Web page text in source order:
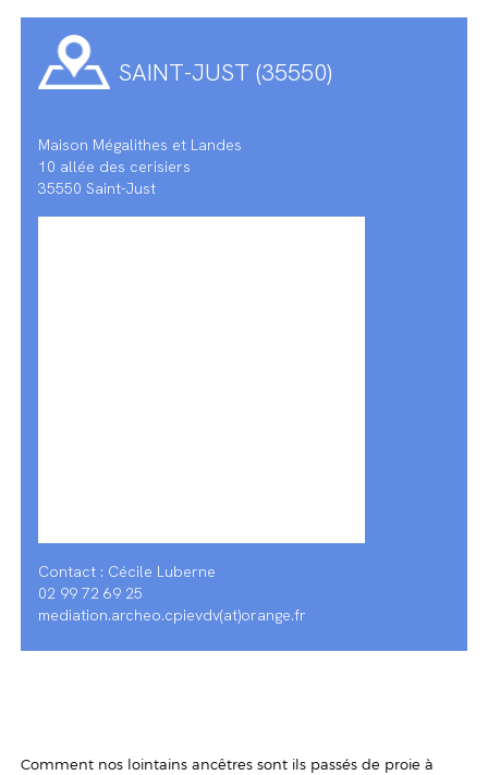
SAINT-JUST (35550)
Maison Mégalithes et Landes
10 allée des cerisiers
35550 Saint-Just
Contact : Cécile Luberne
02 99 72 69 25
mediation.archeo.cpievdv(at)orange.fr
Comment nos lointains ancêtres sont ils passés de proie à